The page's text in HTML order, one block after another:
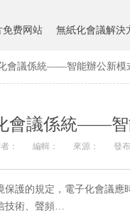
免费网站 無紙化會議解決
會議係統——智能辦公新模
會議係統——智
： 編輯： 來源： 發
保護的規定，電子化會議
技術、聲頻…